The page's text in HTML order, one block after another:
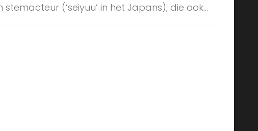
(‘seiyuu‘ in het Japans), die ook...